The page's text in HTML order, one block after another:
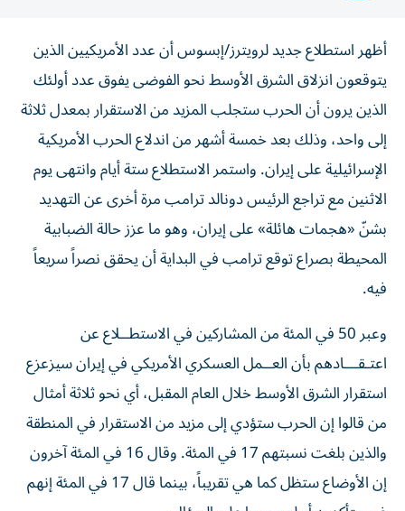
أظهر استطلاع جديد لرويترز/إبسوس أن عدد الأمريكيين الذين
يتوقعون انزلاق الشرق الأوسط نحو الفوضى يفوق عدد أولئك
الذين يرون أن الحرب ستجلب المزيد من الاستقرار بمعدل ثلاثة
إلى واحد، وذلك بعد خمسة ‌أشهر من اندلاع الحرب الأمريكية
الإسرائيلية على إيران. واستمر الاستطلاع ستة أيام وانتهى يوم
الاثنين مع تراجع الرئيس دونالد ترامب مرة أخرى عن التهديد
بشنّ «هجمات هائلة» على إيران، ​وهو ما عزز حالة الضبابية
المحيطة بصراع توقع ترامب في البداية أن يحقق نصراً سريعاً
فيه.
وعبر 50 في المئة من المشاركين في الاستطــلاع عن
اعتـقـــادهم بأن العــمل ‌العسكري الأمريكي في إيران سيزعزع
استقرار الشرق الأوسط ‌خلال العام المقبل، أي نحو ثلاثة أمثال
من قالوا إن الحرب ستؤدي إلى مزيد من الاستقرار في المنطقة
والذين بلغت نسبتهم 17 في المئة. وقال 16 في المئة آخرون
إن الأوضاع ستظل كما هي تقريباً، بينما قال 17 في المئة إنهم